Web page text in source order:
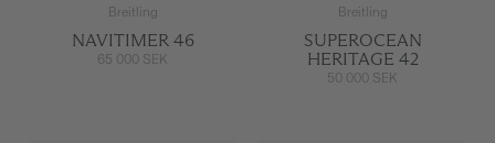
Breitling
NAVITIMER 46
65 000 SEK
Breitling
SUPEROCEAN
HERITAGE 42
50 000 SEK